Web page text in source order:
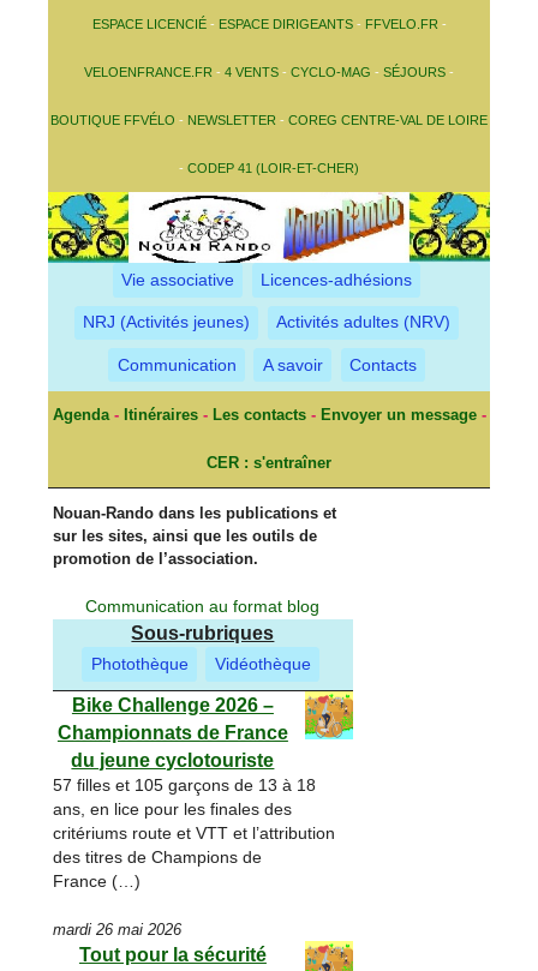
ESPACE LICENCIÉ- ESPACE DIRIGEANTS- FFVELO.FR -
VELOENFRANCE.FR - 4 VENTS - CYCLO-MAG - SÉJOURS -
BOUTIQUE FFVÉLO - NEWSLETTER - COREG CENTRE-VAL DE LOIRE
- CODEP 41 (LOIR-ET-CHER)
Vie associative Licences-adhésions
NRJ (Activités jeunes) Activités adultes (NRV)
Communication A savoir Contacts
Agenda- Itinéraires- Les contacts- Envoyer un message-
CER : s'entraîner
Nouan-Rando dans les publications et
sur les sites, ainsi que les outils de
promotion de l’association.
Communication au format blog
Sous-rubriques
Photothèque Vidéothèque
Bike Challenge 2026 –
Championnats de France
du jeune cyclotouriste
57 filles et 105 garçons de 13 à 18
ans, en lice pour les finales des
critériums route et VTT et l’attribution
des titres de Champions de
France (…)
mardi 26 mai 2026
Tout pour la sécurité